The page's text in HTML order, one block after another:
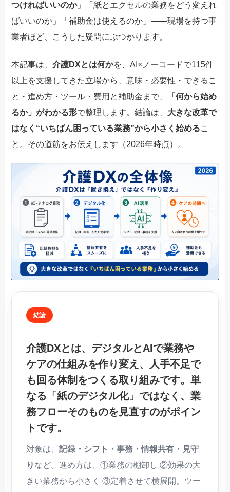
つければいいのか」「紙とエクセルの業務をどう変えれ
ばいいのか」「補助金は使えるのか」——現場を持つ事
業者ほど、こうした疑問にぶつかります。
本記事は、介護DXとは何かを、AI×ノーコードで115件
以上を支援してきた立場から、意味・必要性・できるこ
と・進め方・ツール・費用と補助金まで、
「何から始め
るか」がわかる形で整理します。結論は、 大きな改革で
はなく“いちばん困っている業務”から小さく始めるこ
と。その道筋をお伝えします（2026年時点）。
結論
介護DXとは、 デジタルとAIで業務や
ケアの仕組みを作り変え、人手不足で
も回る体制をつくる取り組みです。単
なる「紙のデジタル化」ではなく、業
務フローそのものを見直すのがポイン
トです。
対象は、記録・シフト・事務・情報共有・見守
り など。進め方は、①業務の棚卸し ②効果の大
きい業務から小さく ③定着させて横展開。ツー